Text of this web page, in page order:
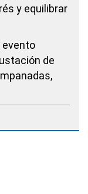
y equilibrar
evento
de